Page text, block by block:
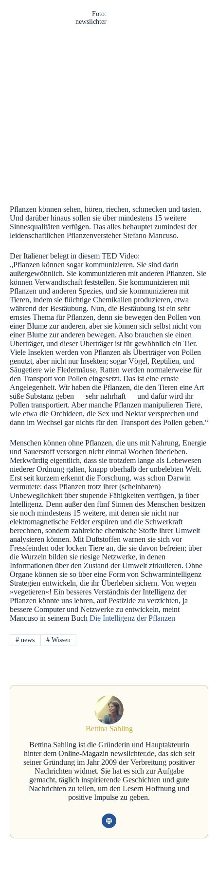
Foto:
newslichter
Pflanzen können sehen, hören, riechen, schmecken und tasten.
Und darüber hinaus sollen sie über mindestens 15 weitere
Sinnesqualitäten verfügen. Das alles behauptet zumindest der
leidenschaftlichen Pflanzenversteher Stefano Mancuso.
Der Italiener belegt in diesem TED Video:
„Pflanzen können sogar kommunizieren. Sie sind darin
außergewöhnlich. Sie kommunizieren mit anderen Pflanzen. Sie
können Verwandtschaft feststellen. Sie kommunizieren mit
Pflanzen und anderen Spezies, und sie kommunizieren mit
Tieren, indem sie flüchtige Chemikalien produzieren, etwa
während der Bestäubung. Nun, die Bestäubung ist ein sehr
ernstes Thema für Pflanzen, denn sie bewegen den Pollen von
einer Blume zur anderen, aber sie können sich selbst nicht von
einer Blume zur anderen bewegen. Also brauchen sie einen
Überträger, und dieser Überträger ist für gewöhnlich ein Tier.
Viele Insekten werden von Pflanzen als Überträger von Pollen
genutzt, aber nicht nur Insekten; sogar Vögel, Reptilien, und
Säugetiere wie Fledermäuse, Ratten werden normalerweise für
den Transport von Pollen eingesetzt. Das ist eine ernste
Angelegenheit. Wir haben die Pflanzen, die den Tieren eine Art
süße Substanz geben — sehr nahrhaft — und dafür wird ihr
Pollen transportiert. Aber manche Pflanzen manipulieren Tiere,
wie etwa die Orchideen, die Sex und Nektar versprechen und
dann im Wechsel gar nichts für den Transport des Pollen geben.“
Menschen können ohne Pflanzen, die uns mit Nahrung, Energie
und Sauerstoff versorgen nicht einmal Wochen überleben.
Merkwürdig eigentlich, dass sie trotzdem lange als Lebewesen
niederer Ordnung galten, knapp oberhalb der unbelebten Welt.
Erst seit kurzem erkennt die Forschung, was schon Darwin
vermutete: dass Pflanzen trotz ihrer (scheinbaren)
Unbeweglichkeit über stupende Fähigkeiten verfügen, ja über
Intelligenz. Denn außer den fünf Sinnen des Menschen besitzen
sie noch mindestens 15 weitere, mit denen sie nicht nur
elektromagnetische Felder erspüren und die Schwerkraft
berechnen, sondern zahlreiche chemische Stoffe ihrer Umwelt
analysieren können. Mit Duftstoffen warnen sie sich vor
Fressfeinden oder locken Tiere an, die sie davon befreien; über
die Wurzeln bilden sie riesige Netzwerke, in denen
Informationen über den Zustand der Umwelt zirkulieren. Ohne
Organe können sie so über eine Form von Schwarmintelligenz
Strategien entwickeln, die ihr Überleben sichern. Von wegen
»vegetieren«! Ein besseres Verständnis der Intelligenz der
Pflanzen könnte uns lehren, auf Pestizide zu verzichten, ja
bessere Computer und Netzwerke zu entwickeln, meint
Mancuso in seinem Buch Die Intelligenz der Pflanzen
#news #Wissen
Bettina Sahling
Bettina Sahling ist die Gründerin und Hauptakteurin
hinter dem Online-Magazin newslichter.de, das sich seit
seiner Gründung im Jahr 2009 der Verbreitung positiver
Nachrichten widmet. Sie hat es sich zur Aufgabe
gemacht, täglich inspirierende Geschichten und gute
Nachrichten zu teilen, um den Lesern Hoffnung und
positive Impulse zu geben.